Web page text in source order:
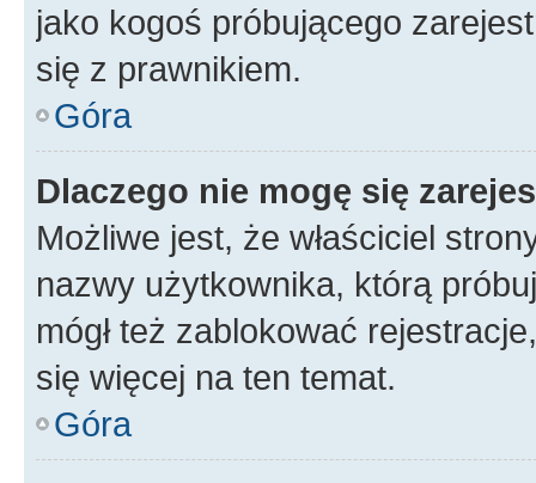
jako kogoś próbującego
się z prawnikiem.
Góra
Dlaczego nie mogę się
Możliwe jest, że właściciel
nazwy użytkownika, którą
mógł też zablokować
się więcej na ten temat.
Góra